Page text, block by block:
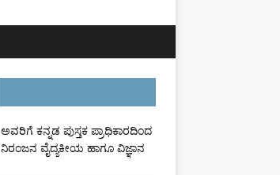
ಅವರಿಗೆ ಕನ್ನಡ ಪುಸ್ತಕ ಪ್ರಾಧಿಕಾರದಿಂದ
ವೈದ್ಯಕೀಯ ಹಾಗೂ ವಿಜ್ಞಾನ